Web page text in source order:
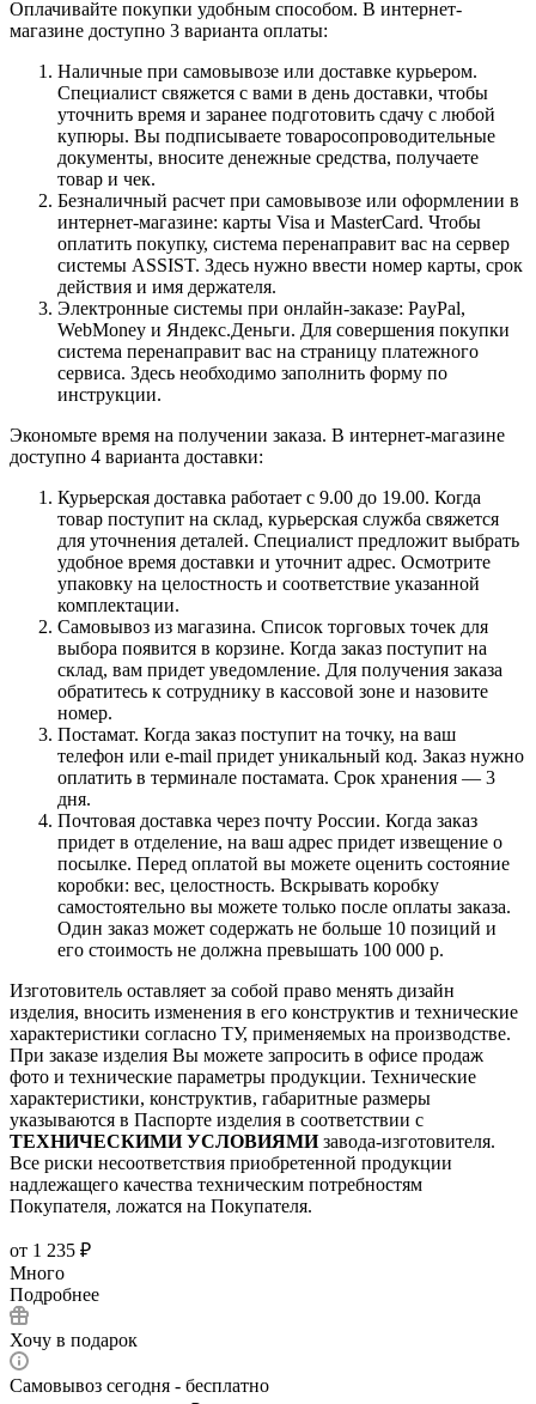
Оплачивайте покупки удобным способом. В интернет-
магазине доступно 3 варианта оплаты:
Наличные при самовывозе или доставке курьером.
Специалист свяжется с вами в день доставки, чтобы
уточнить время и заранее подготовить сдачу с любой
купюры. Вы подписываете товаросопроводительные
документы, вносите денежные средства, получаете
товар и чек.
Безналичный расчет при самовывозе или оформлении в
интернет-магазине: карты Visa и MasterCard. Чтобы
оплатить покупку, система перенаправит вас на сервер
системы ASSIST. Здесь нужно ввести номер карты, срок
действия и имя держателя.
Электронные системы при онлайн-заказе: PayPal,
WebMoney и Яндекс.Деньги. Для совершения покупки
система перенаправит вас на страницу платежного
сервиса. Здесь необходимо заполнить форму по
инструкции.
Экономьте время на получении заказа. В интернет-магазине
доступно 4 варианта доставки:
Курьерская доставка работает с 9.00 до 19.00. Когда
товар поступит на склад, курьерская служба свяжется
для уточнения деталей. Специалист предложит выбрать
удобное время доставки и уточнит адрес. Осмотрите
упаковку на целостность и соответствие указанной
комплектации.
Самовывоз из магазина. Список торговых точек для
выбора появится в корзине. Когда заказ поступит на
склад, вам придет уведомление. Для получения заказа
обратитесь к сотруднику в кассовой зоне и назовите
номер.
Постамат. Когда заказ поступит на точку, на ваш
телефон или e-mail придет уникальный код. Заказ нужно
оплатить в терминале постамата. Срок хранения — 3
дня.
Почтовая доставка через почту России. Когда заказ
придет в отделение, на ваш адрес придет извещение о
посылке. Перед оплатой вы можете оценить состояние
коробки: вес, целостность. Вскрывать коробку
самостоятельно вы можете только после оплаты заказа.
Один заказ может содержать не больше 10 позиций и
его стоимость не должна превышать 100 000 р.
Изготовитель оставляет за собой право менять дизайн
изделия, вносить изменения в его конструктив и технические
характеристики согласно ТУ, применяемых на производстве.
При заказе изделия Вы можете запросить в офисе продаж
фото и технические параметры продукции. Технические
характеристики, конструктив, габаритные размеры
указываются в Паспорте изделия в соответствии с
ТЕХНИЧЕСКИМИ УСЛОВИЯМИзавода-изготовителя.
Все риски несоответствия приобретенной продукции
надлежащего качества техническим потребностям
Покупателя, ложатся на Покупателя.
от 1 235 ₽
Много
Подробнее
Хочу в подарок
Самовывоз сегодня - бесплатно